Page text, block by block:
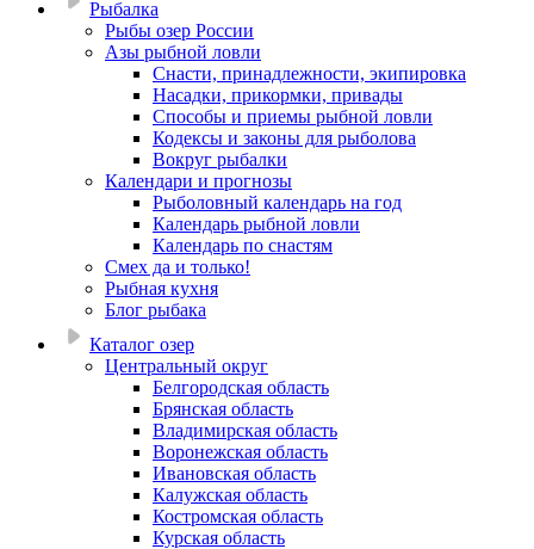
Рыбалка
Рыбы озер России
Азы рыбной ловли
Снасти, принадлежности, экипировка
Насадки, прикормки, привады
Способы и приемы рыбной ловли
Кодексы и законы для рыболова
Вокруг рыбалки
Календари и прогнозы
Рыболовный календарь на год
Календарь рыбной ловли
Календарь по снастям
Смех да и только!
Рыбная кухня
Блог рыбака
Каталог озер
Центральный округ
Белгородская область
Брянская область
Владимирская область
Воронежская область
Ивановская область
Калужская область
Костромская область
Курская область